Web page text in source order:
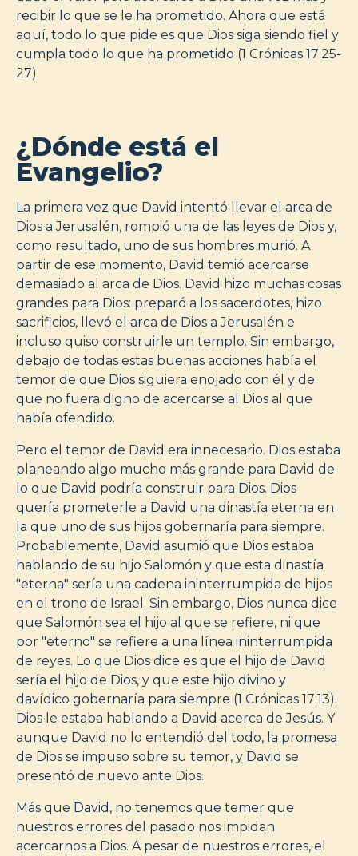
recibir lo que se le ha prometido. Ahora que está
aquí, todo lo que pide es que Dios siga siendo fiel y
cumpla todo lo que ha prometido (1 Crónicas 17:25-
27).
¿Dónde está el
Evangelio?
La primera vez que David intentó llevar el arca de
Dios a Jerusalén, rompió una de las leyes de Dios y,
como resultado, uno de sus hombres murió. A
partir de ese momento, David temió acercarse
demasiado al arca de Dios. David hizo muchas cosas
grandes para Dios: preparó a los sacerdotes, hizo
sacrificios, llevó el arca de Dios a Jerusalén e
incluso quiso construirle un templo. Sin embargo,
debajo de todas estas buenas acciones había el
temor de que Dios siguiera enojado con él y de
que no fuera digno de acercarse al Dios al que
había ofendido.
Pero el temor de David era innecesario. Dios estaba
planeando algo mucho más grande para David de
lo que David podría construir para Dios. Dios
quería prometerle a David una dinastía eterna en
la que uno de sus hijos gobernaría para siempre.
Probablemente, David asumió que Dios estaba
hablando de su hijo Salomón y que esta dinastía
"eterna" sería una cadena ininterrumpida de hijos
en el trono de Israel. Sin embargo, Dios nunca dice
que Salomón sea el hijo al que se refiere, ni que
por "eterno" se refiere a una línea ininterrumpida
de reyes. Lo que Dios dice es que el hijo de David
sería el hijo de Dios, y que este hijo divino y
davídico gobernaría para siempre (1 Crónicas 17:13).
Dios le estaba hablando a David acerca de Jesús. Y
aunque David no lo entendió del todo, la promesa
de Dios se impuso sobre su temor, y David se
presentó de nuevo ante Dios.
Más que David, no tenemos que temer que
nuestros errores del pasado nos impidan
acercarnos a Dios. A pesar de nuestros errores, el